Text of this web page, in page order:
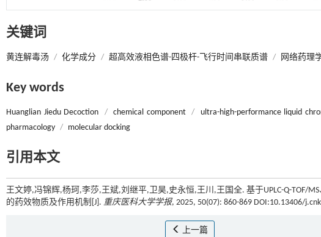
关键词
黄连解毒汤 / 化学成分 / 超高效液相色谱-四极杆-飞行时间串联质谱 / 网络药理
Key words
Huanglian Jiedu Decoction / chemical component / ultra-high-performance liquid
pharmacology / molecular docking
引用本文
王文婷,冯锦辉,杨珂,李莎,王斌,刘继平,卫昊,史永恒,王川,王国全. 基于UPLC-Q-TOF/
的药效物质及作用机制[J]. 重庆医科大学学报, 2025, 50(07): 860-869 DOI:10.13406/
上一篇